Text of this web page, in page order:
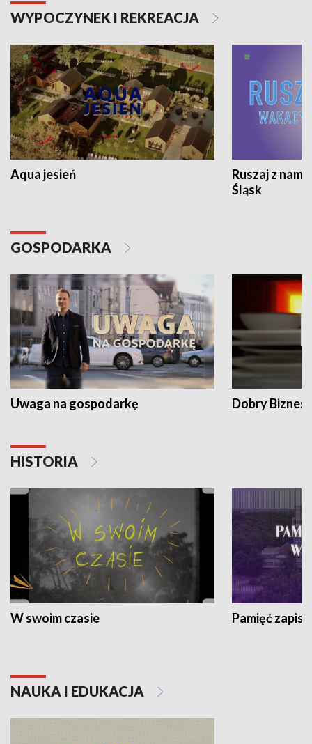
WYPOCZYNEK I REKREACJA
Aqua jesień
Ruszaj z
Śląsk
GOSPODARKA
Uwaga na gospodarkę Dobry Biznes
HISTORIA
W swoim czasie Pamięć
NAUKA I EDUKACJA